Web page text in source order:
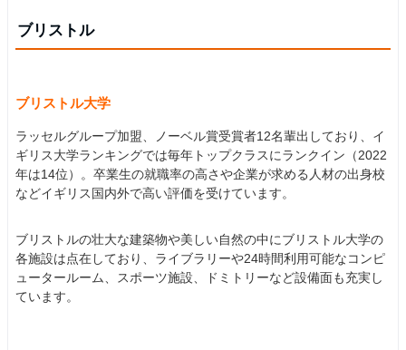
ブリストル
ブリストル大学
ラッセルグループ加盟、ノーベル賞受賞者12名輩出しており、イ
ギリス大学ランキングでは毎年トップクラスにランクイン（2022
年は14位）。卒業生の就職率の高さや企業が求める人材の出身校
などイギリス国内外で高い評価を受けています。
ブリストルの壮大な建築物や美しい自然の中にブリストル大学の
各施設は点在しており、ライブラリーや24時間利用可能なコンピ
ュータールーム、スポーツ施設、ドミトリーなど設備面も充実し
ています。